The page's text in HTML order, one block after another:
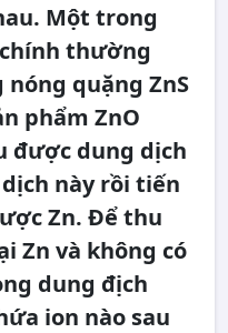
Một trong
thường
quặng ZnS
phẩm ZnO
được dung dịch
này rồi tiến
Zn. Để thu
Zn và không có
dung địch
ion nào sau